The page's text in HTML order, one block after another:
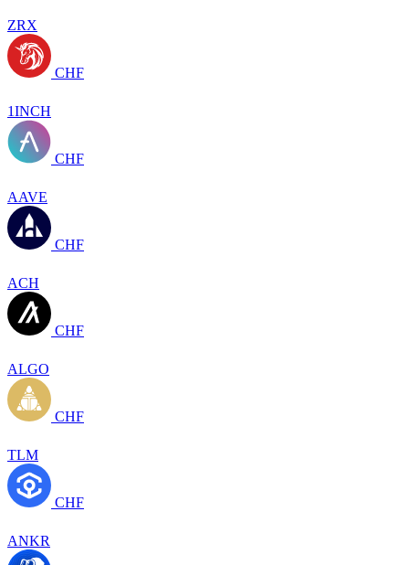
ZRX
CHF
1INCH
CHF
AAVE
CHF
ACH
CHF
ALGO
CHF
TLM
CHF
ANKR